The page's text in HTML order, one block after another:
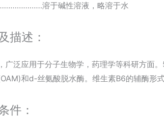
溶于碱性溶液，略溶于水
描述：
广泛应用于分子生物学，药理学等科研方面
和d-丝氨酸脱水酶。维生素B6的辅酶形式
件：